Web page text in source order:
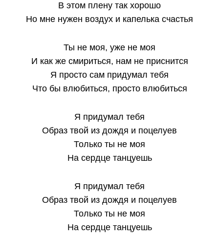
В этом плену так хорошо
Но мне нужен воздух и капелька счастья
Ты не моя, уже не моя
И как же смириться, нам не приснится
Я просто сам придумал тебя
Что бы влюбиться, просто влюбиться
Я придумал тебя
Образ твой из дождя и поцелуев
Только ты не моя
На сердце танцуешь
Я придумал тебя
Образ твой из дождя и поцелуев
Только ты не моя
На сердце танцуешь